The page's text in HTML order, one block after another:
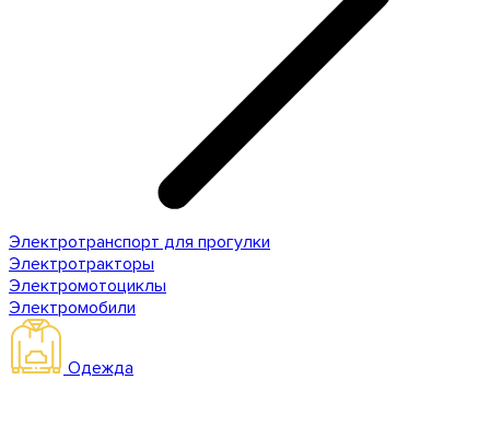
Электротранспорт для прогулки
Электротракторы
Электромотоциклы
Электромобили
Одежда